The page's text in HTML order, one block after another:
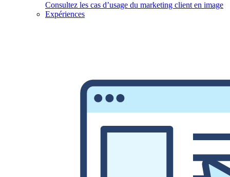
Consultez les cas d’usage du marketing client en image
Expériences